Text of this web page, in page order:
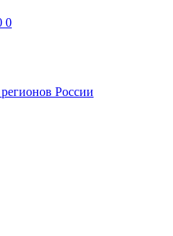
0
России